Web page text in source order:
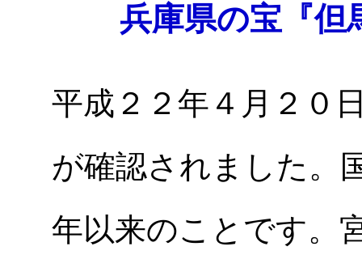
兵庫県の宝『但
平成２２年４月２０
が確認されました。
年以来のことです。